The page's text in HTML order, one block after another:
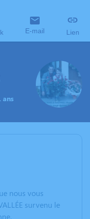
E-mail Lien
ans
nous vous
survenu le